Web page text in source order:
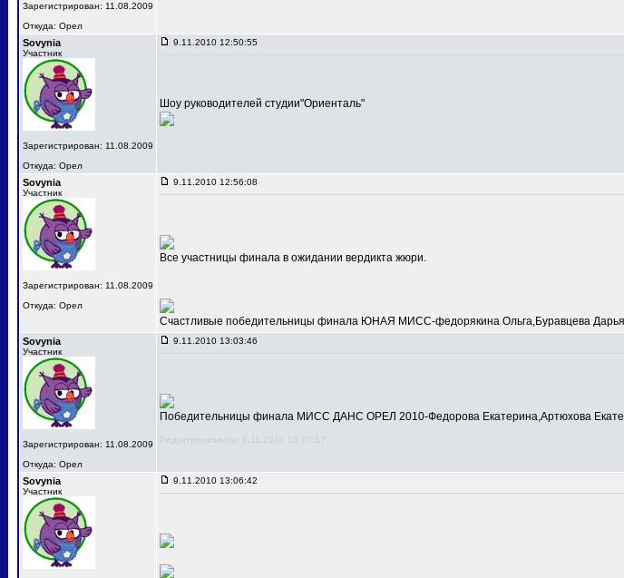
Зарегистрирован: 11.08.2009
Откуда: Орел
Sovynia
Участник
Зарегистрирован: 11.08.2009
Откуда: Орел
9.11.2010 12:50:55
Шоу руководителей студии"Ориенталь"
Sovynia
Участник
Зарегистрирован: 11.08.2009
Откуда: Орел
9.11.2010 12:56:08
Все участницы финала в ожидании вердикта жюри.
Счастливые победительницы финала ЮНАЯ МИСС-федорякина Ольга,Буравцева
Sovynia
Участник
Зарегистрирован: 11.08.2009
Откуда: Орел
9.11.2010 13:03:46
Победительницы финала МИСС ДАНС ОРЕЛ 2010-Федорова Екатерина,Артюхова
Редактировалось: 9.11.2010 13:07:17
Sovynia
Участник
9.11.2010 13:06:42